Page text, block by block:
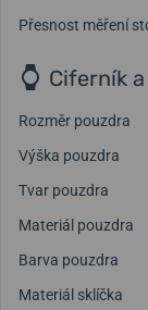
Přesnost měření
Ciferník
Rozměr pouzdra
Výška pouzdra
Tvar pouzdra
Materiál pouzdra
Barva pouzdra
Materiál sklíčka